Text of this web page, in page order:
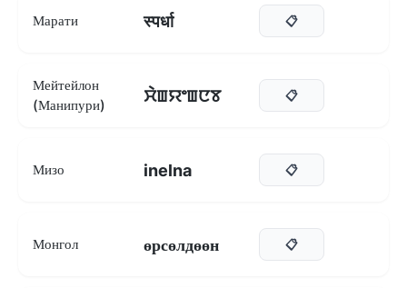
Марати स्पर्धा 📋
Мейтейлон
(Манипури)
ꯆꯥꯡꯌꯦꯡꯅꯕ 📋
Мизо inelna 📋
Монгол өрсөлдөөн 📋